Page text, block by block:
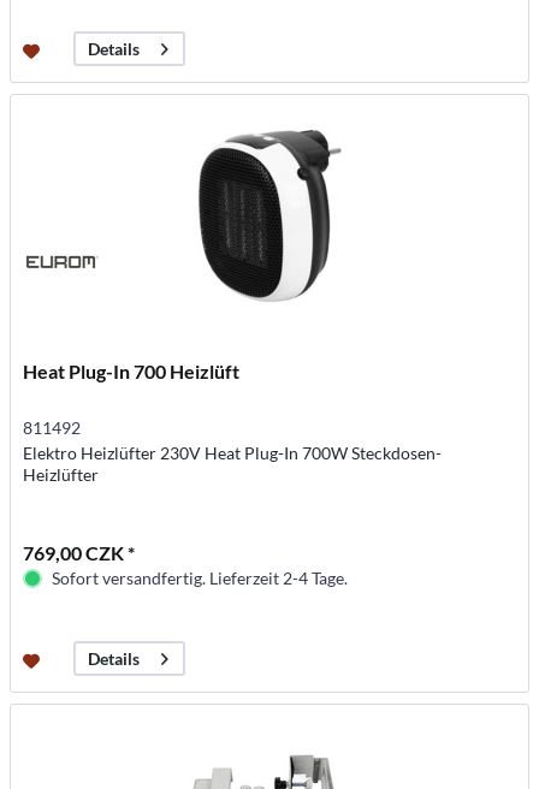
Details
Heat Plug-In 700 Heizlüft
811492
Elektro Heizlüfter 230V Heat Plug-In 700W Steckdosen-
Heizlüfter
769,00 CZK *
Sofort versandfertig. Lieferzeit 2-4 Tage.
Details